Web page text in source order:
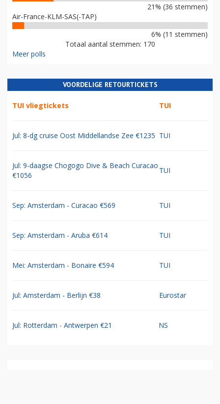
21% (36 stemmen)
Air-France-KLM-SAS(-TAP)
6% (11 stemmen)
Totaal aantal stemmen: 170
Meer polls
VOORDELIGE RETOURTICKETS
TUI vliegtickets TUI
Jul: 8-dg cruise Oost Middellandse Zee €1235 TUI
Jul: 9-daagse Chogogo Dive & Beach Curacao
€1056
TUI
Sep: Amsterdam - Curacao €569 TUI
Sep: Amsterdam - Aruba €614 TUI
Mei: Amsterdam - Bonaire €594 TUI
Jul: Amsterdam - Berlijn €38 Eurostar
Jul: Rotterdam - Antwerpen €21 NS